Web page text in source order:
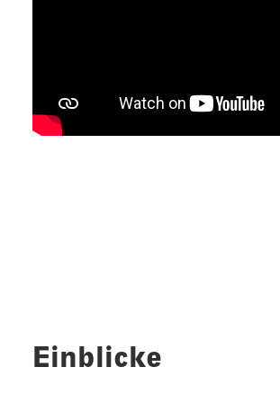
Einblicke